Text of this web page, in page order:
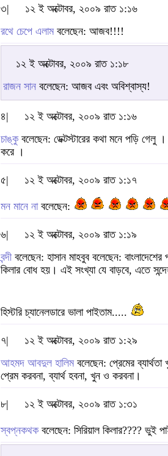
৩|
১২ ই অক্টোবর, ২০০৯ রাত ১:১৬
রথে চেপে এলামবলেছেন: আজব!!!!
১২ ই অক্টোবর, ২০০৯ রাত ১:১৮
রাজন সান বলেছেন: আজব এবং অবিশ্বাস্য!
৪|
১২ ই অক্টোবর, ২০০৯ রাত ১:১৬
চাঙ্কুবলেছেন: ডেক্টস্টারের কথা মনে পড়ি গেলু
করে ।
৫| ১২ ই অক্টোবর, ২০০৯ রাত ১:১৭
মন মানে নাবলেছেন:
৬|
১২ ই অক্টোবর, ২০০৯ রাত ১:১৯
বন্দীবলেছেন: হাসান মাহবুব বলেছেন:
কিলার বোধ হয়। এই সংখ্যা যে বাড়বে, এতে
হিস্টরি চ্যানেলডারে ভালা পাইতাম.....
৭|
১২ ই অক্টোবর, ২০০৯ রাত ১:২৯
আহমদ আবদুল হালিমবলেছেন: প্রেমের
প্রেম করবনা, ব্যার্থ হবনা, খুন ও করবনা।
৮| ১২ ই অক্টোবর, ২০০৯ রাত ১:৩১
স্বপ্নকথকবলেছেন: সিরিয়াল কিলার???? ভুই